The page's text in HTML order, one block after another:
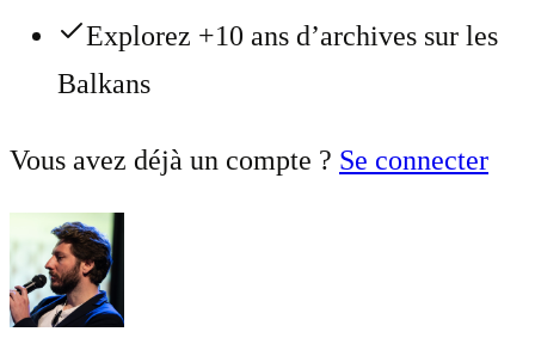
Explorez +10 ans d’archives sur les
Balkans
Vous avez déjà un compte ? Se connecter